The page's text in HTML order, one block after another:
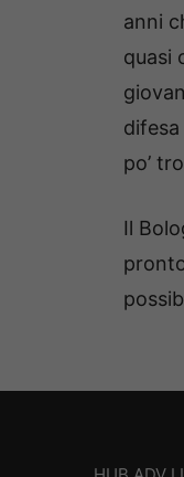
anni
quasi
po’
Il